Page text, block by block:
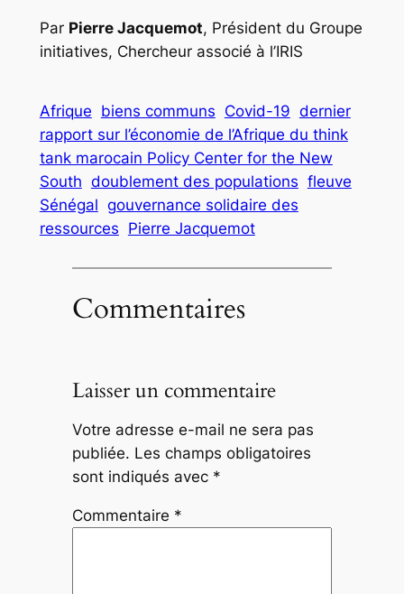
Par Pierre Jacquemot, Président du Groupe
initiatives, Chercheur associé à l’IRIS
Afrique biens communs Covid-19 dernier
rapport sur l’économie de l’Afrique du think
tank marocain Policy Center for the New
South doublement des populations fleuve
Sénégal gouvernance solidaire des
ressources Pierre Jacquemot
Commentaires
Laisser un commentaire
Votre adresse e-mail ne sera pas
publiée. Les champs obligatoires
sont indiqués avec *
Commentaire *